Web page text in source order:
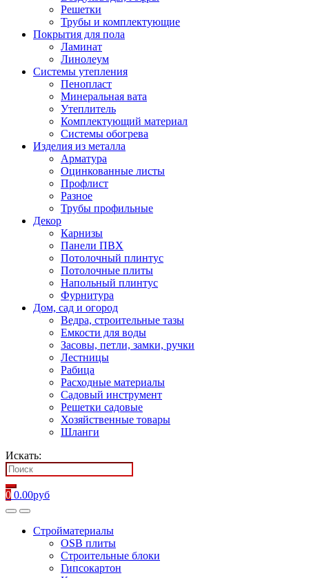
Решетки
Трубы и комплектующие
Покрытия для пола
Ламинат
Линолеум
Системы утепления
Пенопласт
Минеральная вата
Утеплитель
Комплектующий материал
Системы обогрева
Изделия из металла
Арматура
Оцинкованные листы
Профлист
Разное
Трубы профильные
Декор
Карнизы
Панели ПВХ
Потолочный плинтус
Потолочные плиты
Напольный плинтус
Фурнитура
Дом, сад и огород
Ведра, строительные тазы
Емкости для воды
Засовы, петли, замки, ручки
Лестницы
Рабица
Расходные материалы
Садовый инструмент
Решетки садовые
Хозяйственные товары
Шланги
Искать:
0 0.00руб
Стройматериалы
OSB плиты
Строительные блоки
Гипсокартон